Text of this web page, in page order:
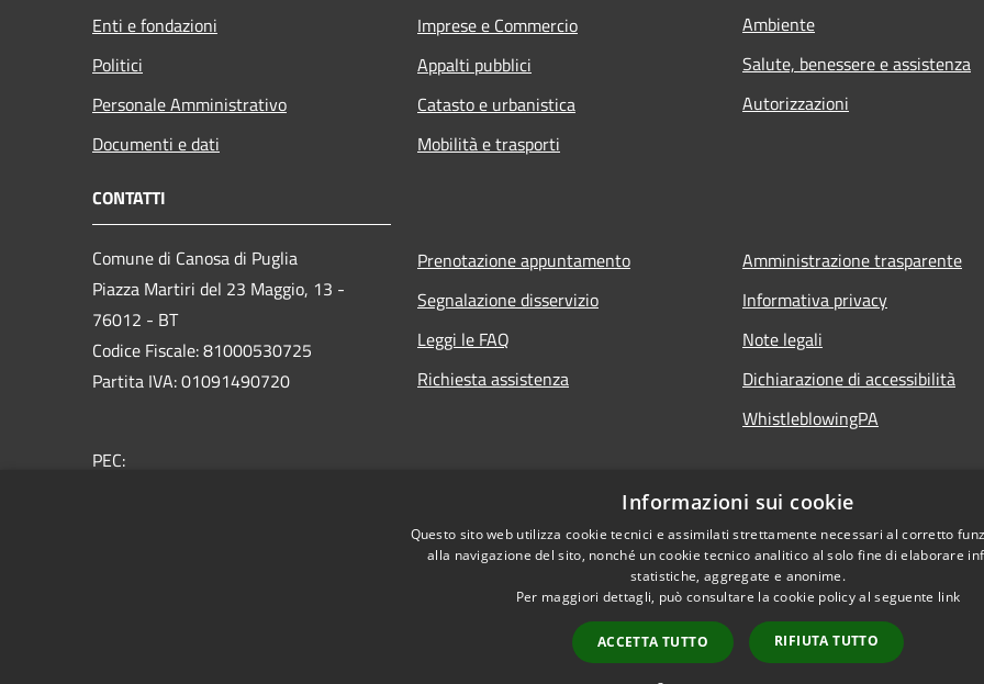
Enti e fondazioni
Politici
Personale Amministrativo
Documenti e dati
Imprese e Commercio
Appalti pubblici
Catasto e urbanistica
Mobilità e trasporti
Ambiente
Salute, benessere e assistenza
Autorizzazioni
CONTATTI
Comune di Canosa di Puglia
Piazza Martiri del 23 Maggio, 13 -
76012 - BT
Codice Fiscale: 81000530725
Partita IVA: 01091490720
PEC:
Prenotazione appuntamento
Segnalazione disservizio
Leggi le FAQ
Richiesta assistenza
Amministrazione trasparente
Informativa privacy
Note legali
Dichiarazione di accessibilità
WhistleblowingPA
Copyright © 2026 •
Informazioni sui cookie
Questo sito web utilizza cookie tecnici e assimilati strettamente necessari al corretto
alla navigazione del sito, nonché un cookie tecnico analitico al solo fine di elaborare
statistiche, aggregate e anonime.
Per maggiori dettagli, può consultare la cookie policy al seguente link
ACCETTA TUTTO RIFIUTA TUTTO